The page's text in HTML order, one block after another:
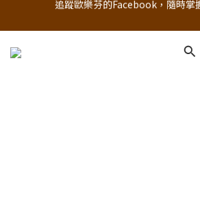
立即加入官方 LINE 最新優